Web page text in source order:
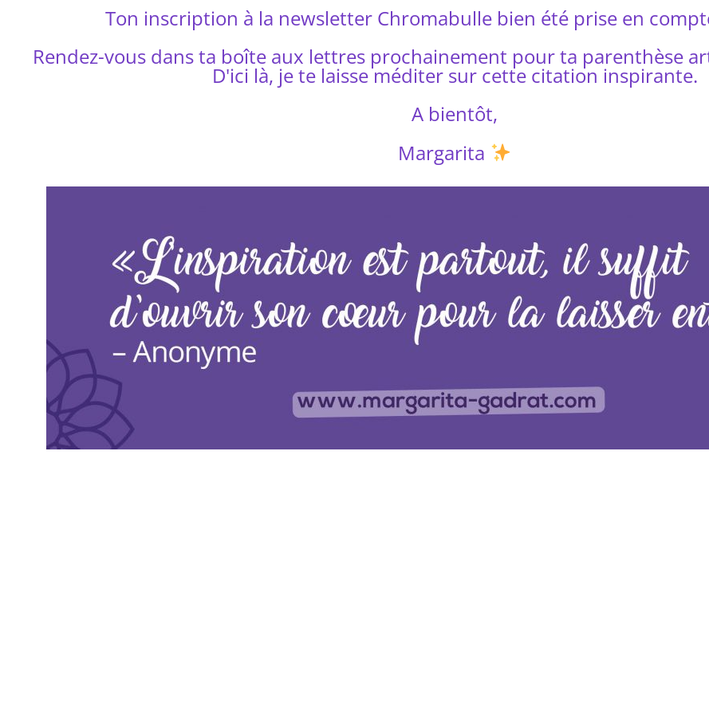
Ton inscription à la newsletter Chromabulle bien été prise en
Rendez-vous dans ta boîte aux lettres prochainement pour ta parenthèse
D'ici là, je te laisse méditer sur cette citation inspirante.
A bientôt,
Margarita